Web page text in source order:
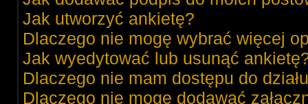
Jak utworzyć ankietę?
Dlaczego nie mogę wybrać więcej
Jak wyedytować lub usunąć
Dlaczego nie mam dostępu do
Dlaczego nie mogę dodawać